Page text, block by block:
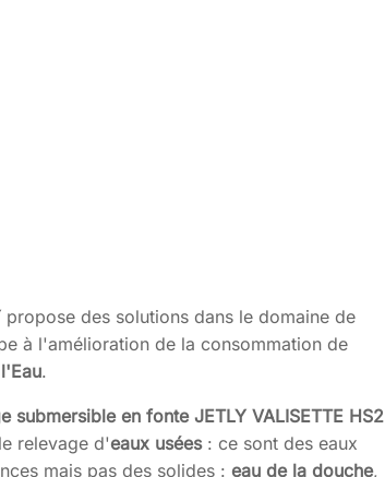
propose des solutions dans le domaine de
à l'amélioration de la consommation de
l'Eau.
submersible en fonte JETLY VALISETTE HS2
relevage d'eaux usées: ce sont des eaux
mais pas des solides : eau de la douche,